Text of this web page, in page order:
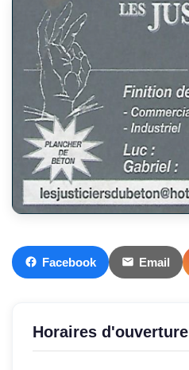
Facebook Email
Horaires d'ouverture